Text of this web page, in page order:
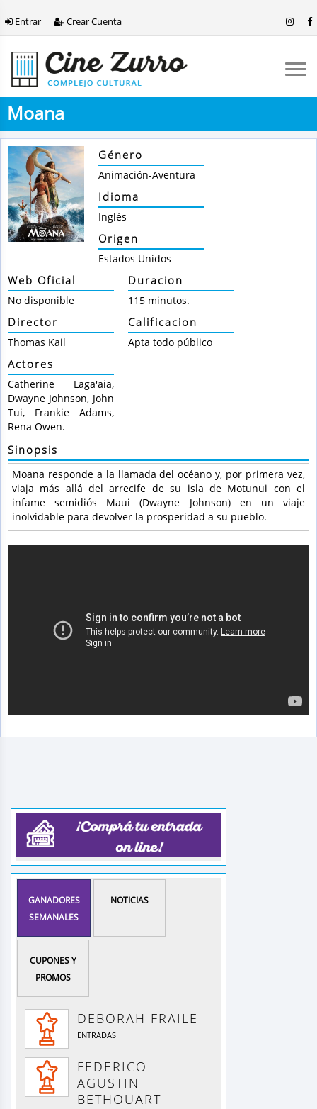
Entrar Crear Cuenta
Moana
Género
Animación-Aventura
Idioma
Inglés
Origen
Estados Unidos
Web Oficial
No disponible
Duracion
115 minutos.
Director
Thomas Kail
Calificacion
Apta todo público
Actores
Catherine Laga'aia,
Dwayne Johnson, John
Tui, Frankie Adams,
Rena Owen.
Sinopsis
Moana responde a la llamada del océano y, por primera vez,
viaja más allá del arrecife de su isla de Motunui con el
infame semidiós Maui (Dwayne Johnson) en un viaje
inolvidable para devolver la prosperidad a su pueblo.
GANADORES
SEMANALES
NOTICIAS
CUPONES Y
PROMOS
DEBORAH FRAILE
ENTRADAS
FEDERICO
AGUSTIN
BETHOUART